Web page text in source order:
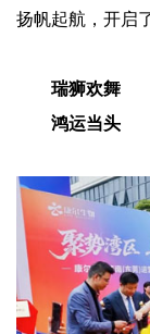
扬帆起航，开启
瑞狮欢舞
鸿运当头